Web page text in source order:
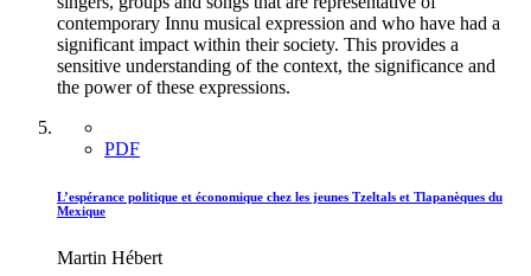
contemporary Innu musical expression and who have had a
significant impact within their society. This provides a
sensitive understanding of the context, the significance and
the power of these expressions.
PDF
L’espérance politique et économique chez les jeunes Tzeltals et Tlapanèques du
Mexique
Martin Hébert